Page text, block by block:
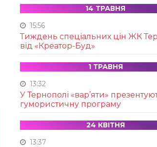
14 ТРАВНЯ
15:56
Тиждень спеціальних цін ЖК
від «Креатор-Буд»
1 ТРАВНЯ
13:32
У Тернополі «вар’яти»
гумористичну програму
24 КВІТНЯ
13:37